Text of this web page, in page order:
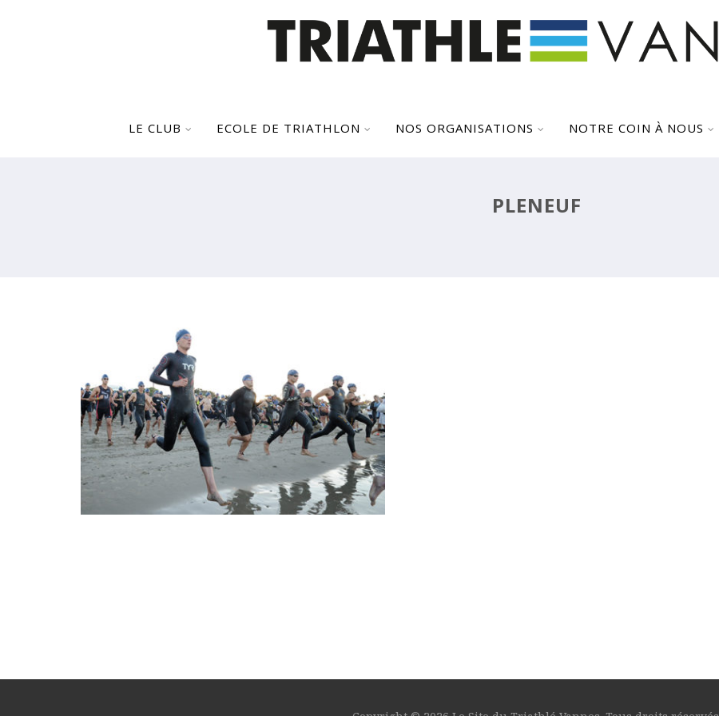
LE CLUB ECOLE DE TRIATHLON NOS ORGANISATIONS NOTRE COIN À NOUS
PLENEUF